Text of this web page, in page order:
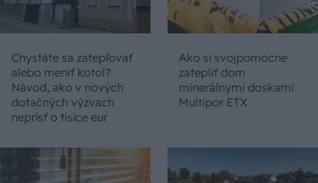
Chystáte sa zatepľovať
alebo meniť kotol?
Návod, ako v nových
dotačných výzvach
neprísť o tisíce eur
Ako si svojpomocne
zatepliť dom
minerálnymi doskami
Multipor ETX